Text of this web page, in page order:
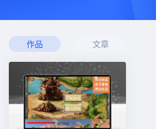
作品 文章